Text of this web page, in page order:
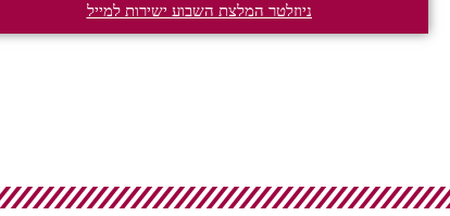
ניוזלטר המלצת השבוע ישירות למייל